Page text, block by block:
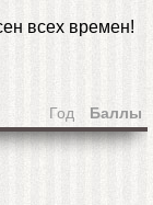
всех времен!
Год Баллы